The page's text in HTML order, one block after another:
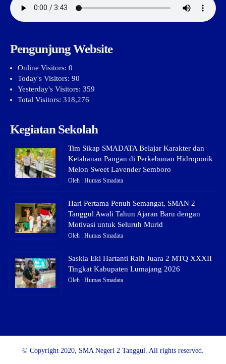
Pengunjung Website
Online Visitors: 0
Today's Visitors: 90
Yesterday's Visitors: 359
Total Visitors: 318,276
Kegiatan Sekolah
Tim Sikap SMADATA Belajar Karakter dan
Ketahanan Pangan di Perkebunan Hidroponik
Melon Sweet Lavender Semboro
Oleh : Humas Smadata
Hari Pertama Penuh Semangat, SMAN 2
Tanggul Awali Tahun Ajaran Baru dengan
Motivasi untuk Seluruh Murid
Oleh : Humas Smadata
Saskia Eki Hartanti Raih Juara 2 MTQ XXXII
Tingkat Kabupaten Lumajang 2026
Oleh : Humas Smadata
© Copyright 2020, SMA Negeri 2 Tanggul. All rights reserved.